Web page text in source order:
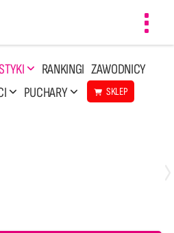
RANKINGI ZAWODNICY
PUCHARY SKLEP